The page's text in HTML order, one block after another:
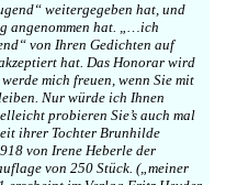
weitergegeben hat, und
angenommen hat. „…ich
von Ihren Gedichten auf
hat. Das Honorar wird
mich freuen, wenn Sie mit
Nur würde ich Ihnen
probieren Sie’s auch mal
ihrer Tochter Brunhilde
von Irene Heberle der
von 250 Stück. („meiner